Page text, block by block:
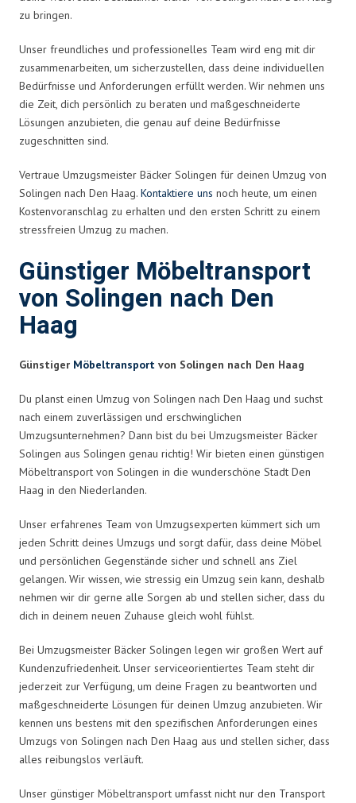
zu bringen.
Unser freundliches und professionelles Team wird eng mit dir
zusammenarbeiten, um sicherzustellen, dass deine individuellen
Bedürfnisse und Anforderungen erfüllt werden. Wir nehmen uns
die Zeit, dich persönlich zu beraten und maßgeschneiderte
Lösungen anzubieten, die genau auf deine Bedürfnisse
zugeschnitten sind.
Vertraue Umzugsmeister Bäcker Solingen für deinen Umzug von
Solingen nach Den Haag. Kontaktiere uns noch heute, um einen
Kostenvoranschlag zu erhalten und den ersten Schritt zu einem
stressfreien Umzug zu machen.
Günstiger Möbeltransport
von Solingen nach Den
Haag
Günstiger Möbeltransport von Solingen nach Den Haag
Du planst einen Umzug von Solingen nach Den Haag und suchst
nach einem zuverlässigen und erschwinglichen
Umzugsunternehmen? Dann bist du bei Umzugsmeister Bäcker
Solingen aus Solingen genau richtig! Wir bieten einen günstigen
Möbeltransport von Solingen in die wunderschöne Stadt Den
Haag in den Niederlanden.
Unser erfahrenes Team von Umzugsexperten kümmert sich um
jeden Schritt deines Umzugs und sorgt dafür, dass deine Möbel
und persönlichen Gegenstände sicher und schnell ans Ziel
gelangen. Wir wissen, wie stressig ein Umzug sein kann, deshalb
nehmen wir dir gerne alle Sorgen ab und stellen sicher, dass du
dich in deinem neuen Zuhause gleich wohl fühlst.
Bei Umzugsmeister Bäcker Solingen legen wir großen Wert auf
Kundenzufriedenheit. Unser serviceorientiertes Team steht dir
jederzeit zur Verfügung, um deine Fragen zu beantworten und
maßgeschneiderte Lösungen für deinen Umzug anzubieten. Wir
kennen uns bestens mit den spezifischen Anforderungen eines
Umzugs von Solingen nach Den Haag aus und stellen sicher, dass
alles reibungslos verläuft.
Unser günstiger Möbeltransport umfasst nicht nur den Transport